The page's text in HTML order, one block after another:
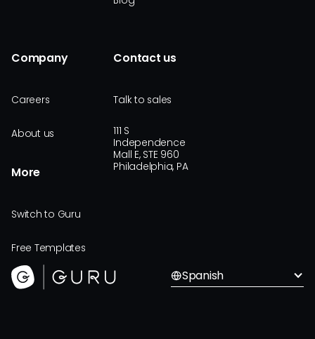
Company
Careers
About us
More
Switch to Guru
Free Templates
Contact us
Talk to sales
111 S
Independence
Mall E, STE 960
Philadelphia, PA
Spanish